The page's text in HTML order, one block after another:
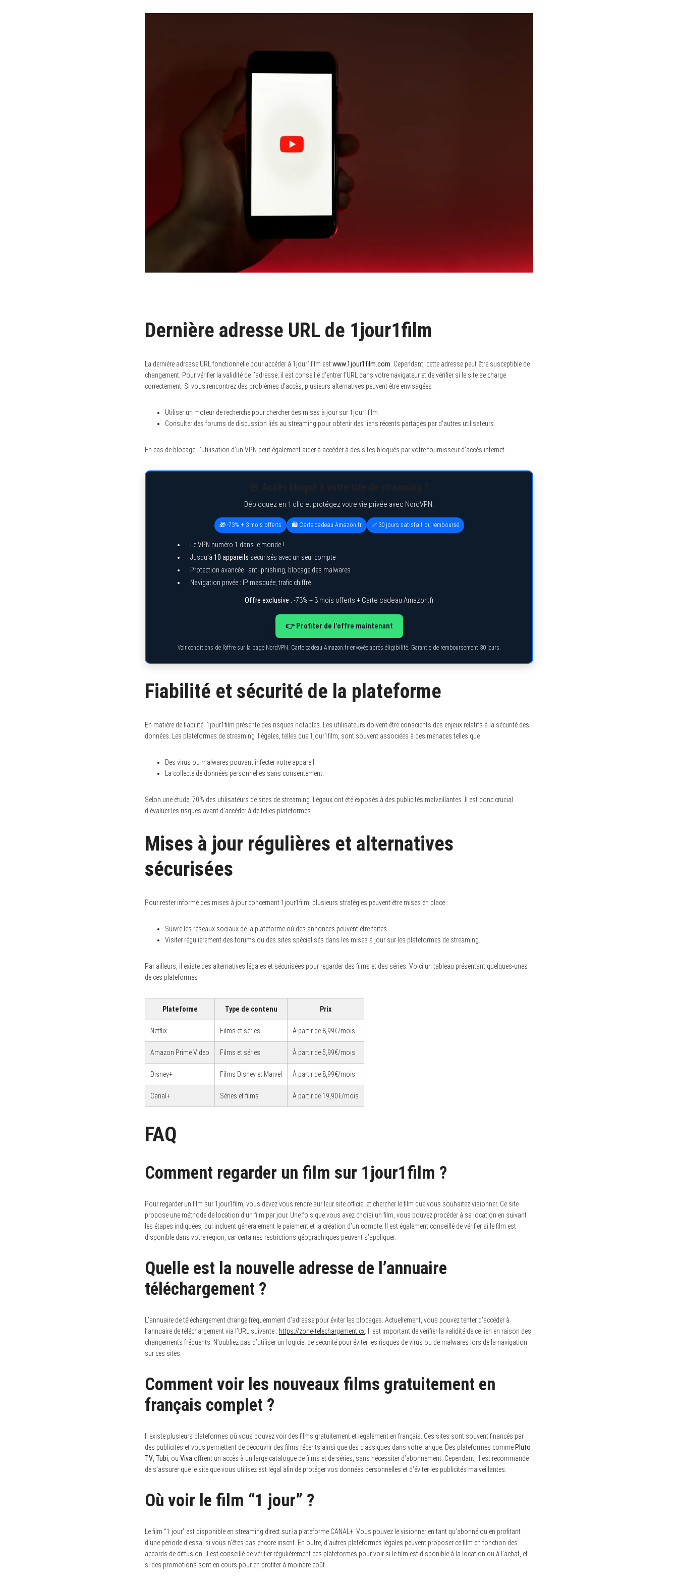
Dernière adresse URL de 1jour1film
La dernière adresse URL fonctionnelle pour accéder à 1jour1film estwww.1jour1film.com . Cependant, cette adresse peut être susceptible de
changement. Pour vérifier la validité de l’adresse, il est conseillé d’entrer l’URL dans votre navigateur et de vérifier si le site se charge
correctement. Si vous rencontrez des problèmes d’accès, plusieurs alternatives peuvent être envisagées :
Utiliser un moteur de recherche pour chercher des mises à jour sur 1jour1film
Consulter des forums de discussion liés au streaming pour obtenir des liens récents partagés par d’autres utilisateurs.
En cas de blocage, l’utilisation d’un VPN peut également aider à accéder à des sites bloqués par votre fournisseur d’accès internet.
Débloquez en 1 clic et protégez votre vie privée avec NordVPN.
🎁 -73% + 3 mois offerts 🛍️ Carte cadeau Amazon.fr ✅ 30 jours satisfait ou remboursé
Le VPN numéro 1 dans le monde !
Jusqu’à 10 appareils sécurisés avec un seul compte
Protection avancée : anti-phishing, blocage des malwares
Navigation privée : IP masquée, trafic chiffré
Offre exclusive : -73% + 3 mois offerts + Carte cadeau Amazon.fr
👉 Profiter de l’offre maintenant
Voir conditions de l’offre sur la page NordVPN. Carte cadeau Amazon.fr envoyée après éligibilité. Garantie de remboursement 30 jours.
Fiabilité et sécurité de la plateforme
En matière de fiabilité, 1jour1film présente des risques notables. Les utilisateurs doivent être conscients des enjeux relatifs à la sécurité des
données. Les plateformes de streaming illégales, telles que 1jour1film, sont souvent associées à des menaces telles que :
Des virus ou malwares pouvant infecter votre appareil.
La collecte de données personnelles sans consentement.
Selon une étude, 70% des utilisateurs de sites de streaming illégaux ont été exposés à des publicités malveillantes. Il est donc crucial
d’évaluer les risques avant d’accéder à de telles plateformes.
Mises à jour régulières et alternatives
sécurisées
Pour rester informé des mises à jour concernant 1jour1film, plusieurs stratégies peuvent être mises en place :
Suivre les réseaux sociaux de la plateforme où des annonces peuvent être faites.
Visiter régulièrement des forums ou des sites spécialisés dans les mises à jour sur les plateformes de streaming.
Par ailleurs, il existe des alternatives légales et sécurisées pour regarder des films et des séries. Voici un tableau présentant quelques-unes
de ces plateformes :
Plateforme Type de contenu Prix
Netflix Films et séries À partir de 8,99€/mois
Amazon Prime Video Films et séries À partir de 5,99€/mois
Disney+ Films Disney et Marvel À partir de 8,99€/mois
Canal+ Séries et films À partir de 19,90€/mois
FAQ
Comment regarder un film sur 1jour1film ?
Pour regarder un film sur 1jour1film, vous devez vous rendre sur leur site officiel et chercher le film que vous souhaitez visionner. Ce site
propose une méthode de location d’un film par jour. Une fois que vous avez choisi un film, vous pouvez procéder à sa location en suivant
les étapes indiquées, qui incluent généralement le paiement et la création d’un compte. Il est également conseillé de vérifier si le film est
disponible dans votre région, car certaines restrictions géographiques peuvent s’appliquer.
Quelle est la nouvelle adresse de l’annuaire
téléchargement ?
L’annuaire de téléchargement change fréquemment d’adresse pour éviter les blocages. Actuellement, vous pouvez tenter d’accéder à
l’annuaire de téléchargement via l’URL suivante : https://zone-telechargement.cx . Il est important de vérifier la validité de ce lien en raison des
changements fréquents. N’oubliez pas d’utiliser un logiciel de sécurité pour éviter les risques de virus ou de malwares lors de la navigation
sur ces sites.
Comment voir les nouveaux films gratuitement en
français complet ?
Il existe plusieurs plateformes où vous pouvez voir des films gratuitement et légalement en français. Ces sites sont souvent financés par
des publicités et vous permettent de découvrir des films récents ainsi que des classiques dans votre langue. Des plateformes comme Pluto
TV Tubi , ou Viva offrent un accès à un large catalogue de films et de séries, sans nécessiter d’abonnement. Cependant, il est recommandé
de s’assurer que le site que vous utilisez est légal afin de protéger vos données personnelles et d’éviter les publicités malveillantes.
Où voir le film “1 jour” ?
Le film “1 jour” est disponible en streaming direct sur la plateforme CANAL+. Vous pouvez le visionner en tant qu’abonné ou en profitant
d’une période d’essai si vous n’êtes pas encore inscrit. En outre, d’autres plateformes légales peuvent proposer ce film en fonction des
accords de diffusion. Il est conseillé de vérifier régulièrement ces plateformes pour voir si le film est disponible à la location ou à l’achat, et
si des promotions sont en cours pour en profiter à moindre coût.